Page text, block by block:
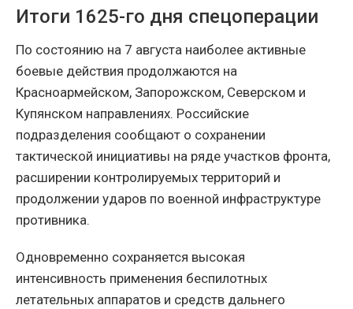
Итоги 1625-го дня спецоперации
По состоянию на 7 августа наиболее активные
боевые действия продолжаются на
Красноармейском, Запорожском, Северском и
Купянском направлениях. Российские
подразделения сообщают о сохранении
тактической инициативы на ряде участков фронта,
расширении контролируемых территорий и
продолжении ударов по военной инфраструктуре
противника.
Одновременно сохраняется высокая
интенсивность применения беспилотных
летательных аппаратов и средств дальнего